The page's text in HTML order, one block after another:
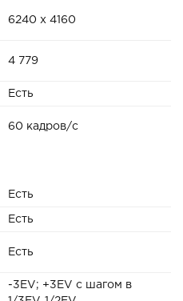
6240 x 4160
4 779
Есть
60 кадров/с
Есть
Есть
Есть
-3EV; +3EV с шагом в